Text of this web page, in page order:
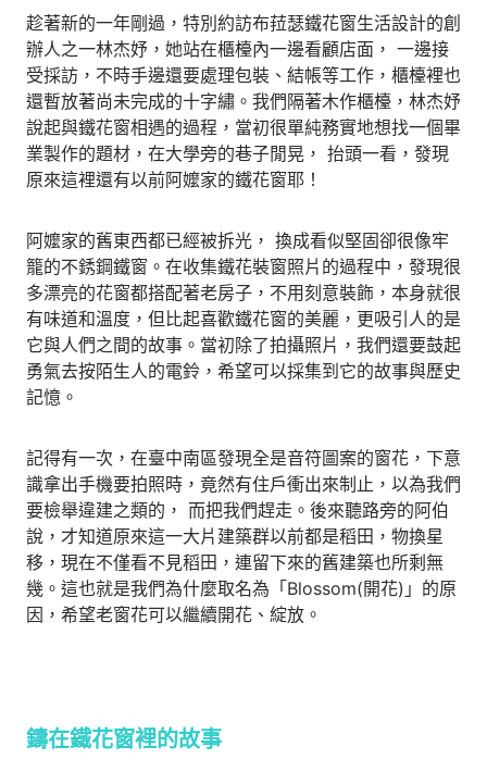
趁著新的一年剛過，特別約訪布菈瑟鐵花窗生活設計的創
辦人之一林杰妤，她站在櫃檯內一邊看顧店面， 一邊接
受採訪，不時手邊還要處理包裝、結帳等工作，櫃檯裡也
還暫放著尚未完成的十字繡。我們隔著木作櫃檯，林杰妤
說起與鐵花窗相遇的過程，當初很單純務實地想找一個畢
業製作的題材，在大學旁的巷子閒晃， 抬頭一看，發現
原來這裡還有以前阿嬤家的鐵花窗耶！
阿嬤家的舊東西都已經被拆光， 換成看似堅固卻很像牢
籠的不銹鋼鐵窗。在收集鐵花裝窗照片的過程中，發現很
多漂亮的花窗都搭配著老房子，不用刻意裝飾，本身就很
有味道和溫度，但比起喜歡鐵花窗的美麗，更吸引人的是
它與人們之間的故事。當初除了拍攝照片，我們還要鼓起
勇氣去按陌生人的電鈴，希望可以採集到它的故事與歷史
記憶。
記得有一次，在臺中南區發現全是音符圖案的窗花，下意
識拿出手機要拍照時，竟然有住戶衝出來制止，以為我們
要檢舉違建之類的， 而把我們趕走。後來聽路旁的阿伯
說，才知道原來這一大片建築群以前都是稻田，物換星
移，現在不僅看不見稻田，連留下來的舊建築也所剩無
幾。這也就是我們為什麼取名為「Blossom(開花)」的原
因，希望老窗花可以繼續開花、綻放。
鑄在鐵花窗裡的故事